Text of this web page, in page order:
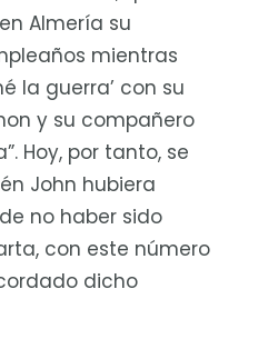
Almería su
mientras
la guerra’ con su
y su compañero
Hoy, por tanto, se
John hubiera
no haber sido
con este número
dicho